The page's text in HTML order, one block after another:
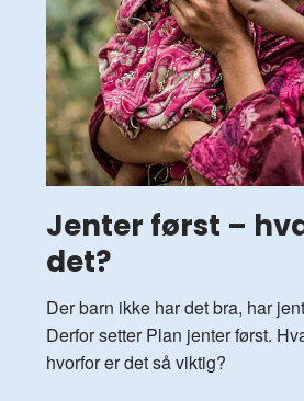
Jenter først –
det?
Der barn ikke har det bra, har
Derfor setter Plan jenter først.
hvorfor er det så viktig?